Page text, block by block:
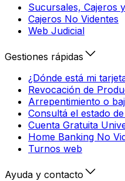
Sucursales, Cajeros
Cajeros No Videntes
Web Judicial
Gestiones rápidas
¿Dónde está mi
Revocación de
Arrepentimiento o
Consultá el estado
Cuenta Gratuita
Home Banking No
Turnos web
Ayuda y contacto